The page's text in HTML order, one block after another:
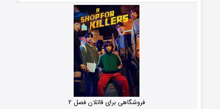
فروشگاهی برای قاتلان فصل ۲